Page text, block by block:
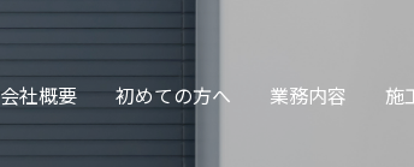
会社概要 初めての方へ 業務内容 施